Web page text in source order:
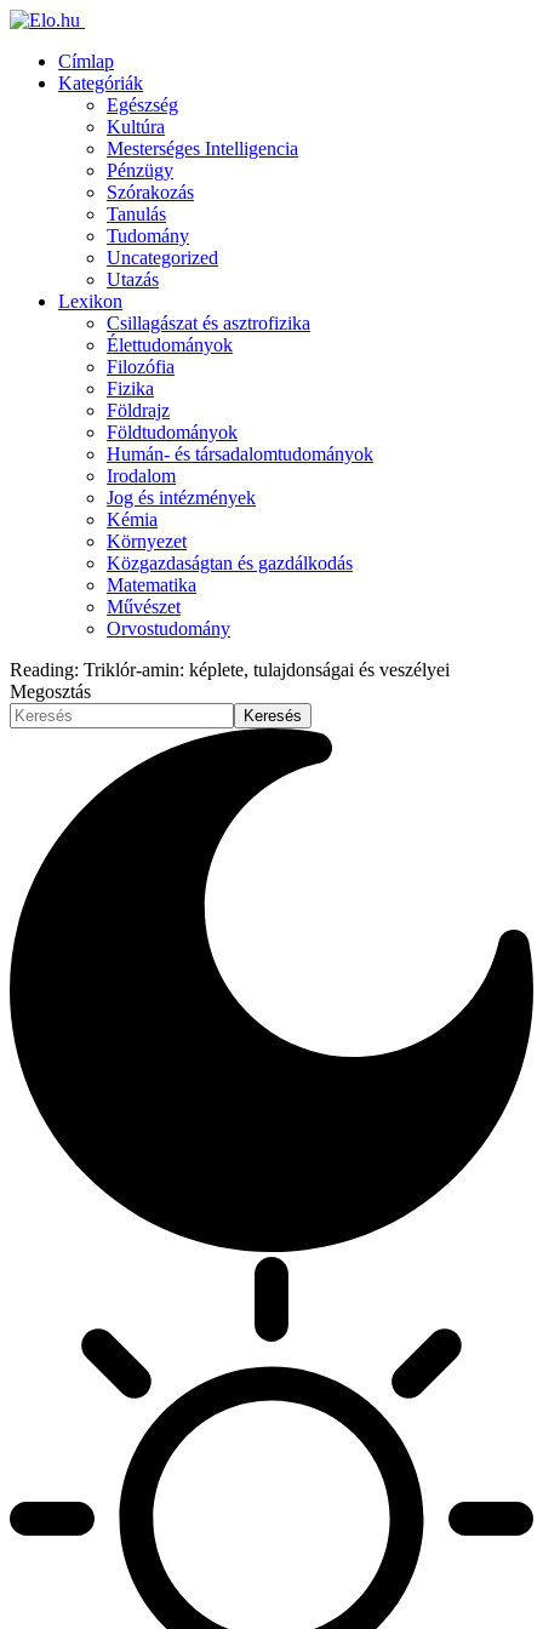
Címlap
Kategóriák
Egészség
Kultúra
Mesterséges Intelligencia
Pénzügy
Szórakozás
Tanulás
Tudomány
Uncategorized
Utazás
Lexikon
Csillagászat és asztrofizika
Élettudományok
Filozófia
Fizika
Földrajz
Földtudományok
Humán- és társadalomtudományok
Irodalom
Jog és intézmények
Kémia
Környezet
Közgazdaságtan és gazdálkodás
Matematika
Művészet
Orvostudomány
Reading: Triklór-amin: képlete, tulajdonságai és veszélyei
Megosztás